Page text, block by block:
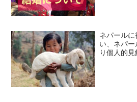
ネパールに
い、ネパ
り個人的見